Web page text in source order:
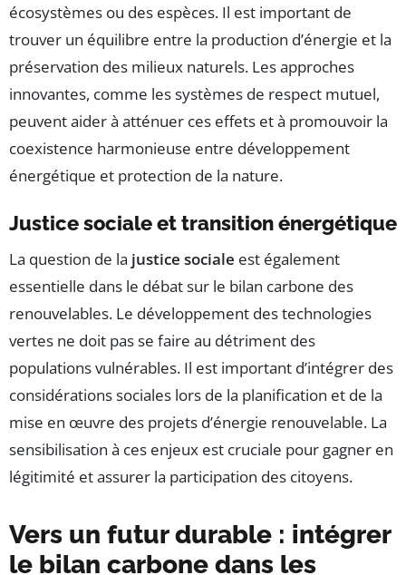
écosystèmes ou des espèces. Il est important de
trouver un équilibre entre la production d’énergie et la
préservation des milieux naturels. Les approches
innovantes, comme les systèmes de respect mutuel,
peuvent aider à atténuer ces effets et à promouvoir la
coexistence harmonieuse entre développement
énergétique et protection de la nature.
Justice sociale et transition énergétique
La question de la justice sociale est également
essentielle dans le débat sur le bilan carbone des
renouvelables. Le développement des technologies
vertes ne doit pas se faire au détriment des
populations vulnérables. Il est important d’intégrer des
considérations sociales lors de la planification et de la
mise en œuvre des projets d’énergie renouvelable. La
sensibilisation à ces enjeux est cruciale pour gagner en
légitimité et assurer la participation des citoyens.
Vers un futur durable : intégrer
le bilan carbone dans les